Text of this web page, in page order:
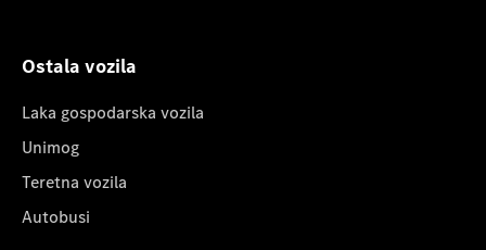
Ostala vozila
Laka gospodarska vozila
Unimog
Teretna vozila
Autobusi